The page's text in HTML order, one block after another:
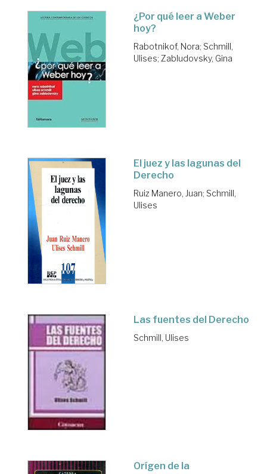
¿Por qué leer a Weber
hoy?
Rabotnikof, Nora; Schmill,
Ulises; Zabludovsky, Gina
El juez y las lagunas del
Derecho
Ruiz Manero, Juan; Schmill,
Ulises
Las fuentes del Derecho
Schmill, Ulises
Orígen de la